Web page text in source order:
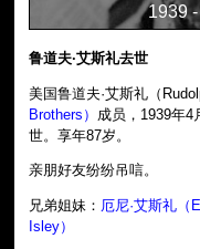
1939
鲁道夫·艾斯礼去世
美国鲁道夫·艾斯礼（
Brothers） 成员，1939年4
世。享年87岁。
亲朋好友纷纷吊唁。
兄弟姐妹： 厄尼·艾斯礼（
Isley）